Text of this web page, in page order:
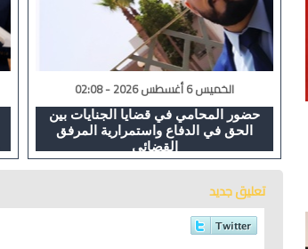
الخميس 6 أغسطس 2026 - 02:08
حضور المحامي في قضايا الجنايات بين
الحق في الدفاع واستمرارية المرفق
القضائي
تعليق جديد